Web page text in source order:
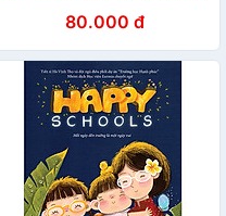
80.000 đ